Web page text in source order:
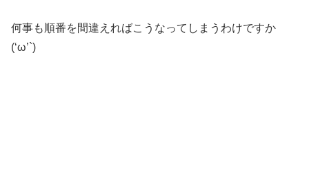
何事も順番を間違えればこうなってしまうわけですか
(‘ω’`)